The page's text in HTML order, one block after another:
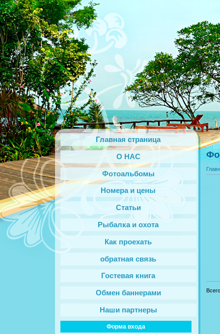
Главная страница
О НАС
Фотоальбомы
Номера и цены
Статьи
Рыбалка и охота
Как проехать
обратная связь
Гостевая книга
Обмен баннерами
Наши партнеры
Форма входа